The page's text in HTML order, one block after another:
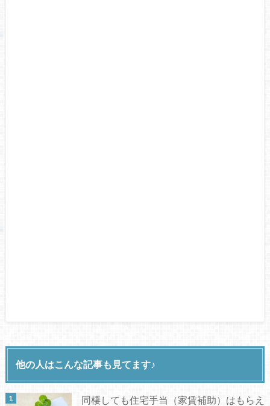
他の人はこんな記事も見てます♪
同棲しても住宅手当（家賃補助）はもらえ